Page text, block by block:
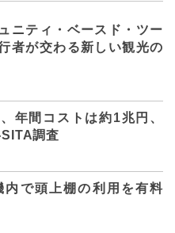
ニティ・ベースド・ツー
者が交わる新しい観光の
年間コストは約1兆円、
調査
で頭上棚の利用を有料